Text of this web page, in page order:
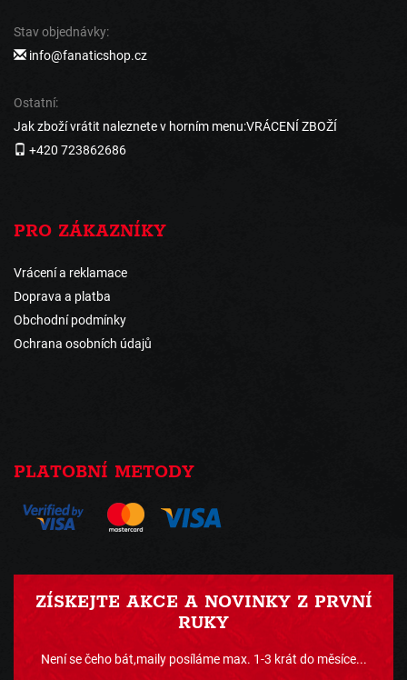
Stav objednávky:
info@fanaticshop.cz
Ostatní:
Jak zboží vrátit naleznete v horním menu:VRÁCENÍ ZBOŽÍ
+420 723862686
PRO ZÁKAZNÍKY
Vrácení a reklamace
Doprava a platba
Obchodní podmínky
Ochrana osobních údajů
PLATOBNÍ METODY
ZÍSKEJTE AKCE A NOVINKY Z PRVNÍ
RUKY
Není se čeho bát,maily posíláme max. 1-3 krát do měsíce...